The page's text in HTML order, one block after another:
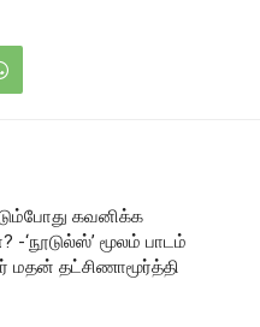
கவனிக்க
மூலம் பாடம்
தட்சிணாமூர்த்தி